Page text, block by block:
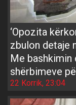
‘Opozita
zbulon detaje
Me bashkimin
shërbimeve
22 Korrik, 23:04